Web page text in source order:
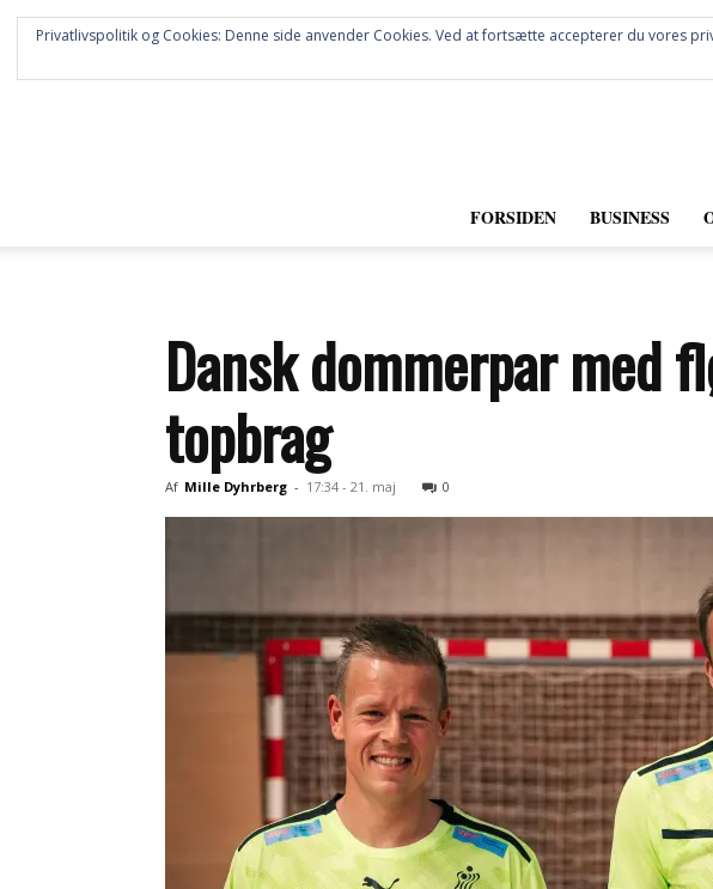
FORSIDEN BUSINESS
Dansk dommerpar med
topbrag
Af Mille Dyhrberg - 17:34 - 21. maj 0
Privatlivspolitik og Cookies: Denne side anvender Cookies. Ved at fortsætte accepterer du vores